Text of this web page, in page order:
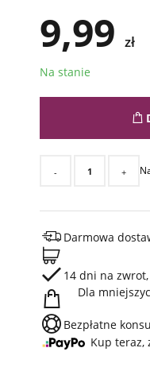
9,99 zł
Na stanie
- +
Darmowa
14 dni na
Dla
Bezpłatne
Kup teraz,